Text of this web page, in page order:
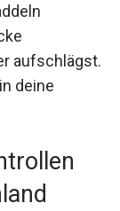
aufschlägst.
deine